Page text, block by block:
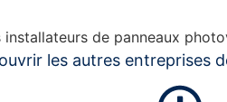
de panneaux
les autres entreprises